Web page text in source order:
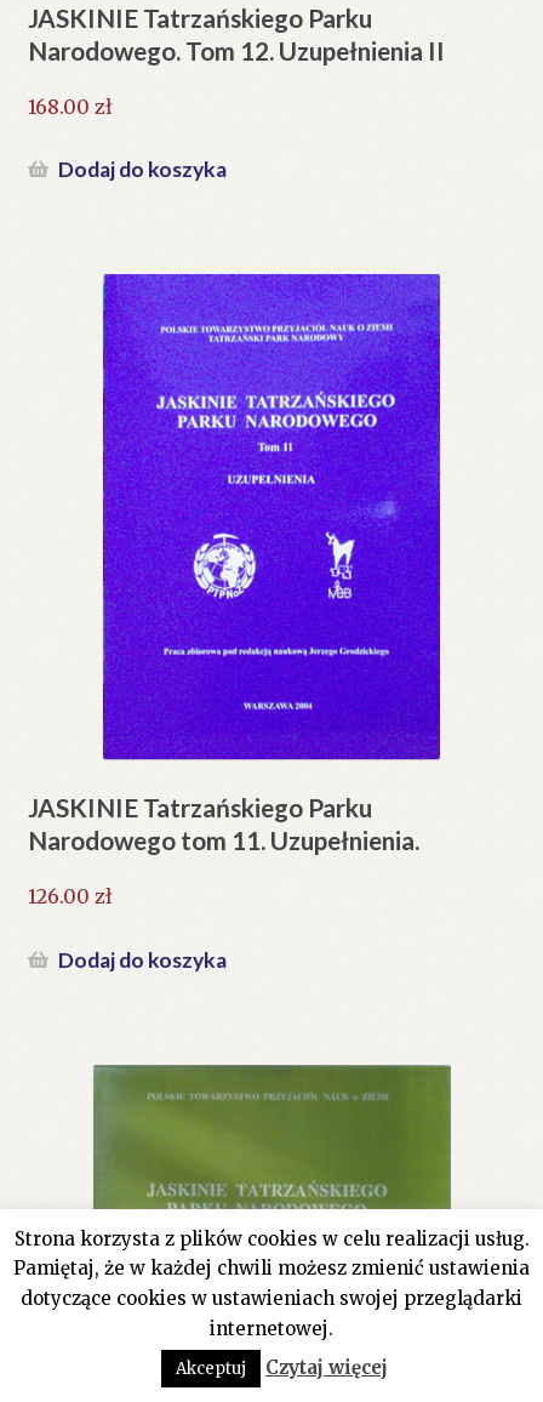
JASKINIE Tatrzańskiego Parku
Narodowego. Tom 12. Uzupełnienia II
168.00 zł
Dodaj do koszyka
JASKINIE Tatrzańskiego Parku
Narodowego tom 11. Uzupełnienia.
126.00 zł
Dodaj do koszyka
Strona korzysta z plików cookies w celu realizacji usług.
Pamiętaj, że w każdej chwili możesz zmienić ustawienia
dotyczące cookies w ustawieniach swojej przeglądarki
internetowej.
Akceptuj Czytaj więcej